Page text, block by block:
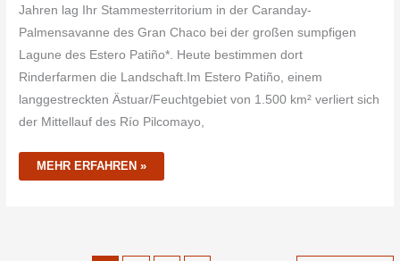
Jahren lag Ihr Stammesterritorium in der Caranday-
Palmensavanne des Gran Chaco bei der großen sumpfigen
Lagune des Estero Patiño*. Heute bestimmen dort
Rinderfarmen die Landschaft.Im Estero Patiño, einem
langgestreckten Ästuar/Feuchtgebiet von 1.500 km² verliert sich
der Mittellauf des Río Pilcomayo,
MEHR ERFAHREN »